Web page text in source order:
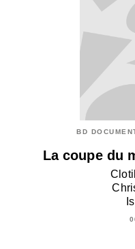
BD
La coupe du